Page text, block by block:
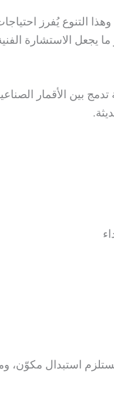
وهذا التنوع يُفرز
يجعل الاستشارة
بين الأقمار
استبدال مكوّن،